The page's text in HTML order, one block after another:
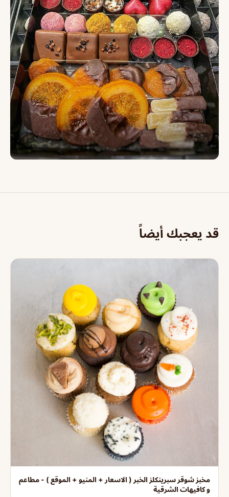
قد يعجبك أيضاً
مخبز شوقر سبرينكلز الخبر ( الاسعار + المنيو + الموقع ) - مطاعم
و كافيهات الشرقية